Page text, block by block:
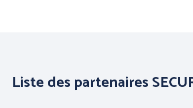
Liste des partenaires